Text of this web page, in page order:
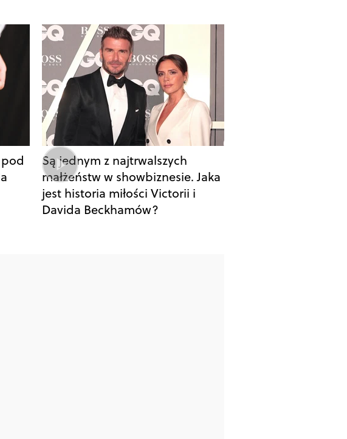
Są jednym z najtrwalszych
małżeństw w showbiznesie. Jaka
jest historia miłości Victorii i
Davida Beckhamów?